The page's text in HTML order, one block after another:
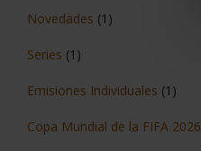
Novedades (1)
Series (1)
Emisiones Individuales (1)
Copa Mundial de la FIFA 2026